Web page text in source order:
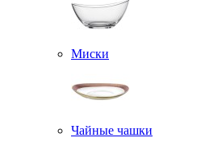
Миски
Чайные чашки